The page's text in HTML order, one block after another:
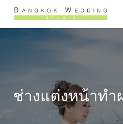
Skip to Content
ช่างแต่งหน้าทำ